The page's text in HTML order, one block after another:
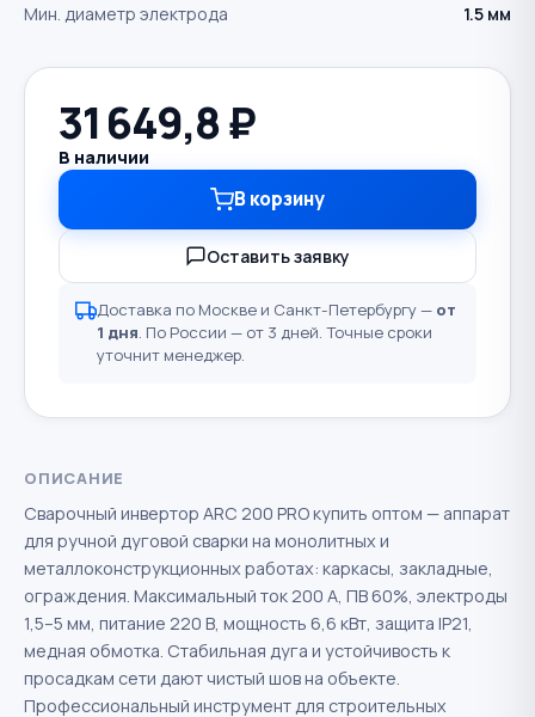
Мин. диаметр электрода 1.5 мм
31 649,8₽
В наличии
В корзину
Оставить заявку
Доставка по Москве и Санкт-Петербургу — от
1 дня. По России — от 3 дней. Точные сроки
уточнит менеджер.
ОПИСАНИЕ
Сварочный инвертор ARC 200 PRO купить оптом — аппарат
для ручной дуговой сварки на монолитных и
металлоконструкционных работах: каркасы, закладные,
ограждения. Максимальный ток 200 А, ПВ 60%, электроды
1,5–5 мм, питание 220 В, мощность 6,6 кВт, защита IP21,
медная обмотка. Стабильная дуга и устойчивость к
просадкам сети дают чистый шов на объекте.
Профессиональный инструмент для строительных